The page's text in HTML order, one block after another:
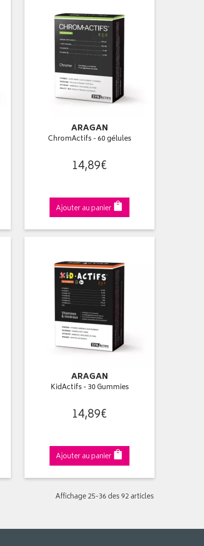
ARAGAN
ChromActifs - 60 gélules
14,89€
Ajouter au panier
ARAGAN
KidActifs - 30 Gummies
14,89€
Ajouter au panier
Affichage 25-36 des 92 articles